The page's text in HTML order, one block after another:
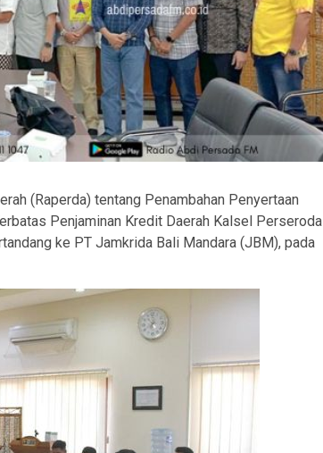
(Raperda) tentang Penambahan Penyertaan
Penjaminan Kredit Daerah Kalsel Perseroda
ke PT Jamkrida Bali Mandara (JBM), pada